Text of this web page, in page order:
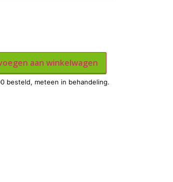
aan winkelwagen